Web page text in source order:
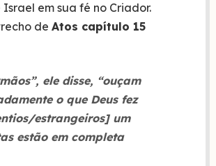
em sua fé no Criador.
deAtos capítulo 15
ele disse, “ouçam
o que Deus fez
estrangeiros] um
estão em completa